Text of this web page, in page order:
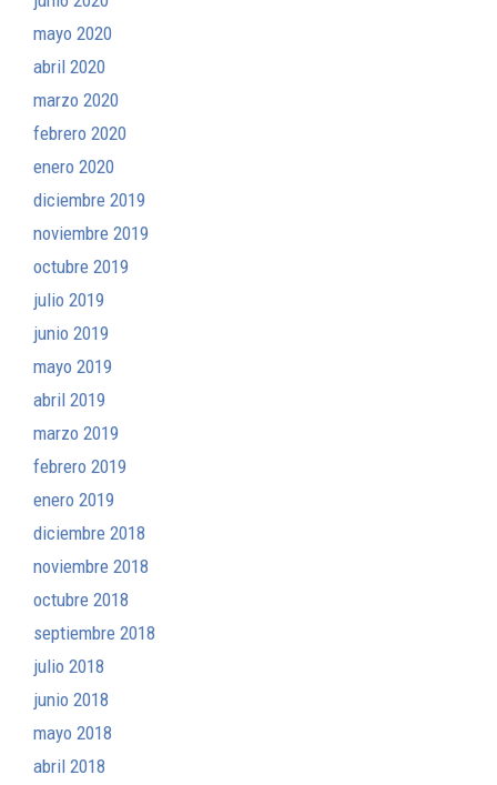
mayo 2020
abril 2020
marzo 2020
febrero 2020
enero 2020
diciembre 2019
noviembre 2019
octubre 2019
julio 2019
junio 2019
mayo 2019
abril 2019
marzo 2019
febrero 2019
enero 2019
diciembre 2018
noviembre 2018
octubre 2018
septiembre 2018
julio 2018
junio 2018
mayo 2018
abril 2018